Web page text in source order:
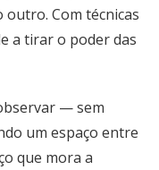
outro. Com técnicas
a tirar o poder das
— sem
um espaço entre
que mora a